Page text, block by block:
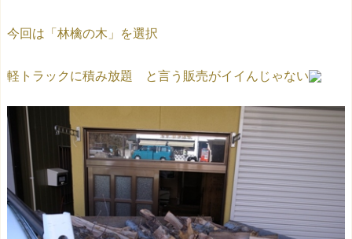
今回は「林檎の木」を選択
軽トラックに積み放題 と言う販売がイイんじゃない